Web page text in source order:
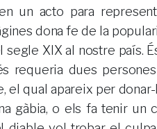
un acto para
dona fe de la
XIX al nostre país.
requeria dues
el qual apareix per
gàbia, o els fa tenir un